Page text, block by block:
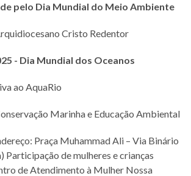
pelo Dia Mundial do Meio Ambiente
Cristo Redentor
- Dia Mundial dos Oceanos
ao AquaRio
Marinha e Educação Ambiental
Praça Muhammad Ali – Via Binário
Participação de mulheres e crianças
de Atendimento à Mulher Nossa